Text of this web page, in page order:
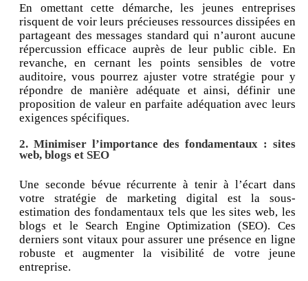
En omettant cette démarche, les jeunes entreprises
risquent de voir leurs précieuses ressources dissipées en
partageant des messages standard qui n’auront aucune
répercussion efficace auprès de leur public cible. En
revanche, en cernant les points sensibles de votre
auditoire, vous pourrez ajuster votre stratégie pour y
répondre de manière adéquate et ainsi, définir une
proposition de valeur en parfaite adéquation avec leurs
exigences spécifiques.
2. Minimiser l’importance des fondamentaux : sites
web, blogs et SEO
Une seconde bévue récurrente à tenir à l’écart dans
votre stratégie de marketing digital est la sous-
estimation des fondamentaux tels que les sites web, les
blogs et le Search Engine Optimization (SEO). Ces
derniers sont vitaux pour assurer une présence en ligne
robuste et augmenter la visibilité de votre jeune
entreprise.